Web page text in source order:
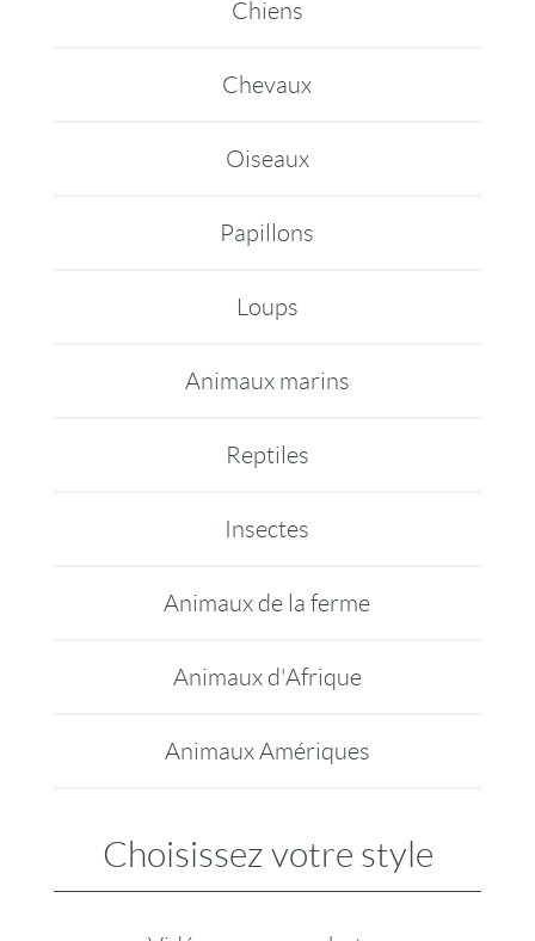
Chiens
Chevaux
Oiseaux
Papillons
Loups
Animaux marins
Reptiles
Insectes
Animaux de la ferme
Animaux d'Afrique
Animaux Amériques
Choisissez votre style